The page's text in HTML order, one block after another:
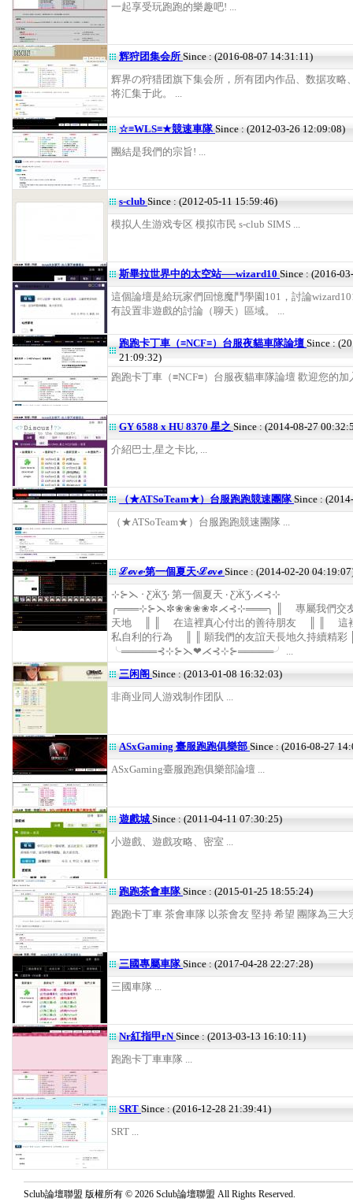
一起享受玩跑跑的樂趣吧! ...
辉狩团集会所 Since : (2016-08-07 14:31:11)
辉界の狩猎团旗下集会所，所有团内作品、数据攻略
将汇集于此。 ...
☆≡WLS≡★競速車隊Since : (2012-03-26 12:09:08)
團結是我們的宗旨! ...
s-club Since : (2012-05-11 15:59:46)
模拟人生游戏专区 模拟市民 s-club SIMS ...
斯畢拉世界中的太空站──wizard10 Since : (2016-
這個論壇是給玩家們回憶魔鬥學園101，討論
有設置非遊戲的討論（聊天）區域。 ...
跑跑卡丁車（≡NCF≡）台服夜貓車隊論壇Since :
21:09:32)
跑跑卡丁車（≡NCF≡）台服夜貓車隊論壇 歡迎您的加
GY 6588 x HU 8370 星之 Since : (2014-08-27
介紹巴士,星之卡比, ...
（★ATSoTeam★）台服跑跑競速團隊Since :
（★ATSoTeam★）台服跑跑競速團隊 ...
ℒℴvℯ‧第一個夏天‧ℒℴvℯSince : (2014-02-20
⊹⊱⋋ ‧ ƸӜƷ‧ 第一個夏天 ‧ ƸӜƷ‧⋌⊰⊹
╭═══⊹⊱⋋✼❀❀❀❀✼⋌⊰⊹═══╮ ║ 專屬我們交友
天地 ║ ║ 在這裡真心付出的善待朋友 ║ ║ 這
私自利的行為 ║ ║ 願我們的友誼天長地久持續精彩
╰═════⊰⊹⊱⋋❤⋌⊰⊹⊱═════╯ ...
三闲阁 Since : (2013-01-08 16:32:03)
非商业同人游戏制作团队 ...
ASxGaming 臺服跑跑俱樂部 Since : (2016-08-27
ASxGaming臺服跑跑俱樂部論壇 ...
遊戲城 Since : (2011-04-11 07:30:25)
小遊戲、遊戲攻略、密室 ...
跑跑茶會車隊Since : (2015-01-25 18:55:24)
跑跑卡丁車 茶會車隊 以茶會友 堅持 希望 團隊為三大
三國專屬車隊Since : (2017-04-28 22:27:28)
三國車隊 ...
Nr紅指甲rNSince : (2013-03-13 16:10:11)
跑跑卡丁車車隊 ...
SRT Since : (2016-12-28 21:39:41)
SRT ...
Sclub論壇聯盟 版權所有 © 2026 Sclub論壇聯盟 All Rights Reserved.